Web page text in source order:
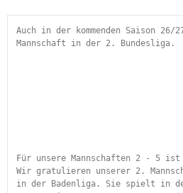
Auch in der kommenden Saison
Mannschaft in der 2. Bundesliga.
Für unsere Mannschaften 2 - 5
Wir gratulieren unserer 2.
in der Badenliga. Sie spielt in